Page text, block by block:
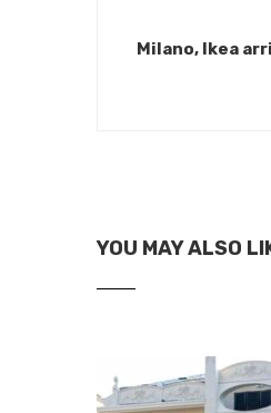
Milano, Ikea
YOU MAY ALSO